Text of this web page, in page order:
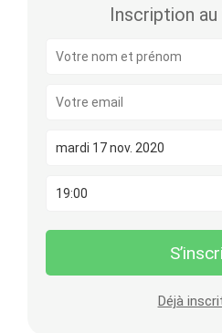
Inscription au
mardi 17 nov. 2020
19:00
Déjà